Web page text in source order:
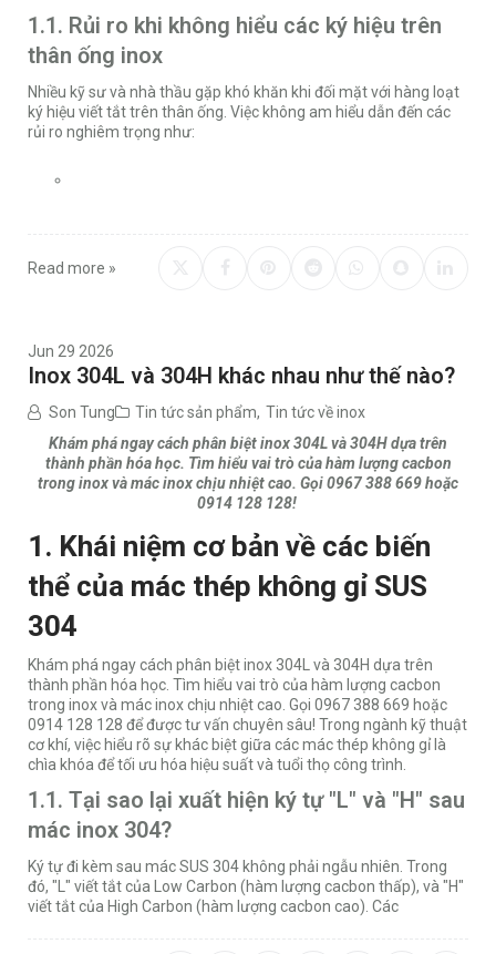
1.1. Rủi ro khi không hiểu các ký hiệu trên
thân ống inox
Nhiều kỹ sư và nhà thầu gặp khó khăn khi đối mặt với hàng loạt
ký hiệu viết tắt trên thân ống. Việc không am hiểu dẫn đến các
rủi ro nghiêm trọng như:
Read more »
Jun 29 2026
Inox 304L và 304H khác nhau như thế nào?
Son Tung Tin tức sản phẩm, Tin tức về inox
Khám phá ngay cách phân biệt inox 304L và 304H dựa trên
thành phần hóa học. Tìm hiểu vai trò của hàm lượng cacbon
trong inox và mác inox chịu nhiệt cao. Gọi 0967 388 669 hoặc
0914 128 128!
1. Khái niệm cơ bản về các biến
thể của mác thép không gỉ SUS
304
Khám phá ngay cách phân biệt inox 304L và 304H dựa trên
thành phần hóa học. Tìm hiểu vai trò của hàm lượng cacbon
trong inox và mác inox chịu nhiệt cao. Gọi 0967 388 669 hoặc
0914 128 128 để được tư vấn chuyên sâu! Trong ngành kỹ thuật
cơ khí, việc hiểu rõ sự khác biệt giữa các mác thép không gỉ là
chìa khóa để tối ưu hóa hiệu suất và tuổi thọ công trình.
1.1. Tại sao lại xuất hiện ký tự "L" và "H" sau
mác inox 304?
Ký tự đi kèm sau mác SUS 304 không phải ngẫu nhiên. Trong
đó, "L" viết tắt của Low Carbon (hàm lượng cacbon thấp), và "H"
viết tắt của High Carbon (hàm lượng cacbon cao). Các